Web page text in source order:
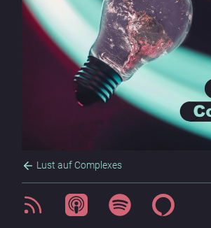
Lust auf Complexes